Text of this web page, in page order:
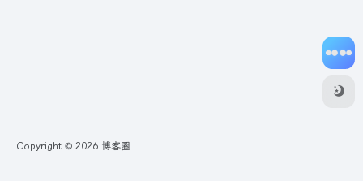
Copyright © 2026 博客圈